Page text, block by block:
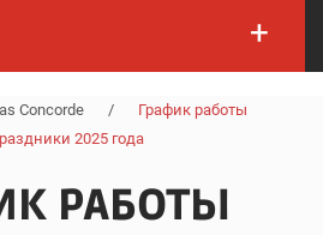
+
Concorde /
График работы
2025 года
РАБОТЫ